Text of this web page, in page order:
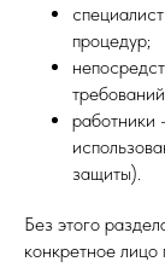
процедур;
работники
защиты).
Без этого
конкретное лицо